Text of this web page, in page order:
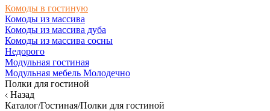
Комоды в гостиную
Комоды из массива
Комоды из массива дуба
Комоды из массива сосны
Недорого
Модульная гостиная
Модульная мебель Молодечно
Полки для гостиной
Назад
Каталог/Гостиная/Полки для гостиной